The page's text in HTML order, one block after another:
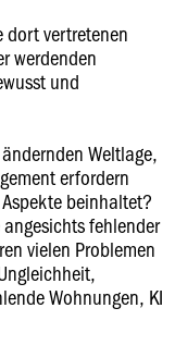
dort vertretenen
werdenden
und
Weltlage,
erfordern
beinhaltet?
fehlender
vielen Problemen
Wohnungen, KI